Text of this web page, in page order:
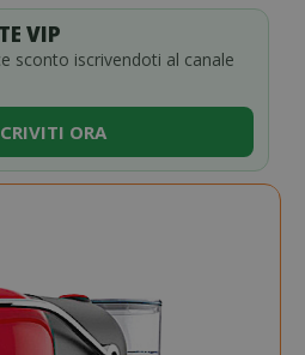
VIP
sconto iscrivendoti al canale
ORA